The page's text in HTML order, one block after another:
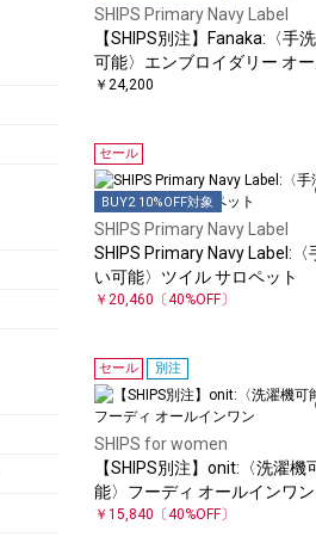
SHIPS Primary Navy Label
【SHIPS別注】Fanaka:〈手
可能〉エンブロイダリー オ
インワン
￥24,200
セール
BUY2 10%OFF対象
SHIPS Primary Navy Label
SHIPS Primary Navy Label:〈
い可能〉ツイル サロペット
￥20,460 〔40%OFF〕
セール 別注
SHIPS for women
【SHIPS別注】onit:〈洗濯機
能〉フーディ オールインワン
￥15,840 〔40%OFF〕